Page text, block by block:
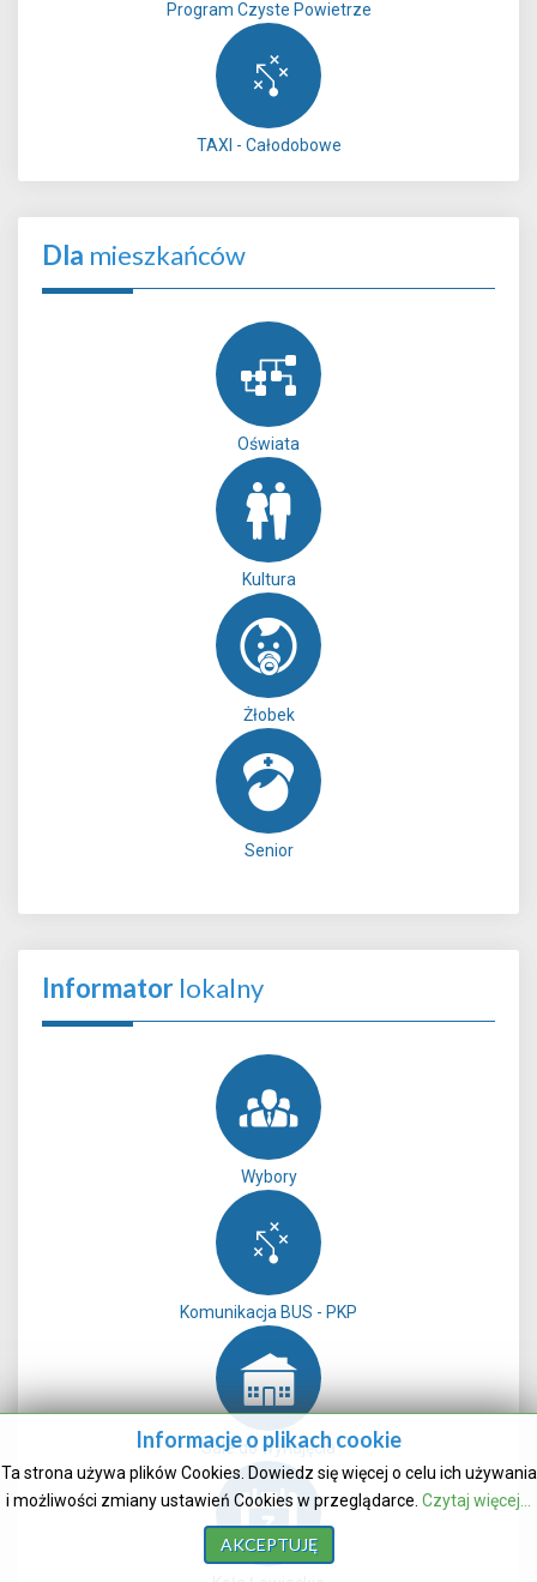
Program Czyste Powietrze
TAXI - Całodobowe
Dla mieszkańców
Oświata
Kultura
Żłobek
Senior
Informator lokalny
Wybory
Komunikacja BUS - PKP
Sale do wynajęcia
Informacje o plikach cookie
Ta strona używa plików Cookies. Dowiedz się więcej o celu ich używania
i możliwości zmiany ustawień Cookies w przeglądarce. Czytaj więcej...
AKCEPTUJĘ